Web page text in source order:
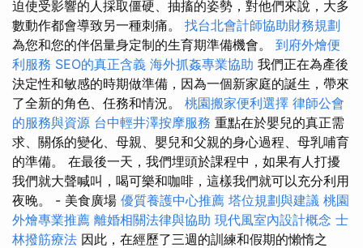
迫使受影響的人採取僵硬、抽搐的姿勢，對他們來說，大多
數動作都會導致另一種刺痛。 找台北會計師協助財務規劃
為您和您的伴侶量身定制的生育期準備機會。 到府外燴便
利服務 SEO的真正含義 海外抓姦專業協助 我們正在為產後
決定性和敏感的時期做準備，因為一個新家庭的誕生，帶來
了全新的角色、任務和情況。 桃園搬家便利選擇 律師公會
的服務與資源 台中輕井澤按摩服務 重點在於嬰兒的真正需
求、關係的變化、母親、嬰兒和父親的身心過程、母乳哺育
的準備。 在最後一天，我們埋頭於課程中，如果有人打擾
我們就大聲喊叫，喝可樂和咖啡，這樣我們就可以充分利用
夜晚。 - 美食廣場 優質養護中心推薦 塔位規劃與建議 桃園
外燴專業推薦 離婚相關法律與協助 現代風室內設計概念 士
林撥筋療法 因此，在經歷了三週的訓練和假期的懶惰之